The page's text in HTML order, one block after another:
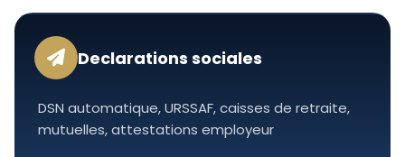
Declarations sociales
DSN automatique, URSSAF, caisses de retraite,
mutuelles, attestations employeur